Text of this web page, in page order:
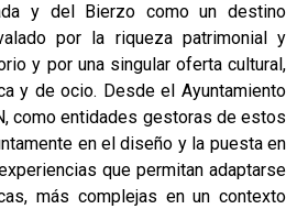
y del Bierzo como un destino
por la riqueza patrimonial y
y por una singular oferta cultural,
y de ocio. Desde el Ayuntamiento
como entidades gestoras de estos
en el diseño y la puesta en
que permitan adaptarse
más complejas en un contexto